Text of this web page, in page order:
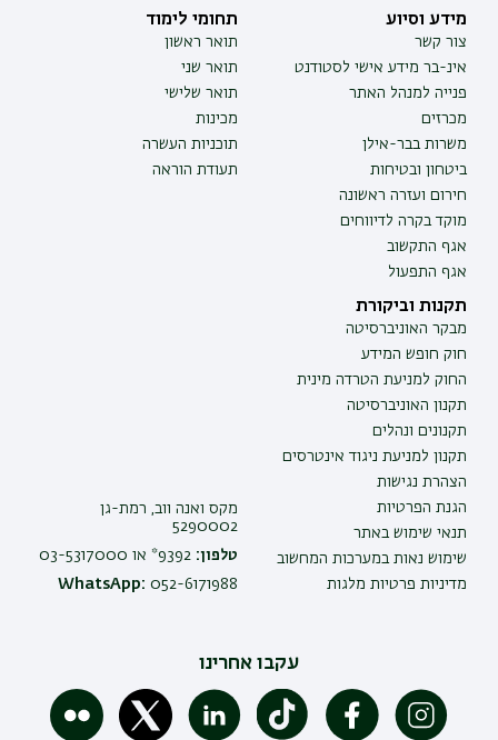
מידע וסיוע
צור קשר
אינ-בר מידע אישי לסטודנט
פנייה למנהל האתר
מכרזים
משרות בבר-אילן
ביטחון ובטיחות
חירום ועזרה ראשונה
מוקד בקרה לדיווחים
אגף התקשוב
אגף התפעול
תחומי לימוד
תואר ראשון
תואר שני
תואר שלישי
מכינות
תוכניות העשרה
תעודת הוראה
תקנות וביקורת
מבקר האוניברסיטה
חוק חופש המידע
החוק למניעת הטרדה מינית
תקנון האוניברסיטה
תקנונים ונהלים
תקנון למניעת ניגוד אינטרסים
הצהרת נגישות
הגנת הפרטיות
תנאי שימוש באתר
שימוש נאות במערכות המחשוב
מדיניות פרטיות מלגות
מקס ואנה ווב, רמת-גן
5290002
טלפון:
WhatsApp: 052-6171988
עקבו אחרינו